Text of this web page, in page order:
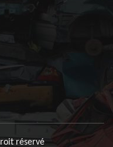
réservé